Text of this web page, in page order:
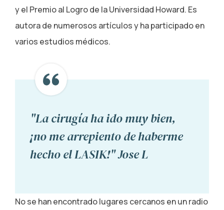
y el Premio al Logro de la Universidad Howard. Es
autora de numerosos artículos y ha participado en
varios estudios médicos.
"La cirugía ha ido muy bien,
¡no me arrepiento de haberme
hecho el LASIK!" Jose L
No se han encontrado lugares cercanos en un radio